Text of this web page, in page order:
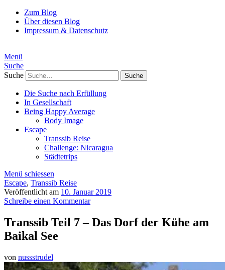
Zum Blog
Über diesen Blog
Impressum & Datenschutz
Menü
Suche
Suche
Die Suche nach Erfüllung
In Gesellschaft
Being Happy Average
Body Image
Escape
Transsib Reise
Challenge: Nicaragua
Städtetrips
Menü schiessen
Escape, Transsib Reise
Veröffentlicht am 10. Januar 2019
Schreibe einen Kommentar
Transsib Teil 7 – Das Dorf der Kühe am
Baikal See
von nussstrudel